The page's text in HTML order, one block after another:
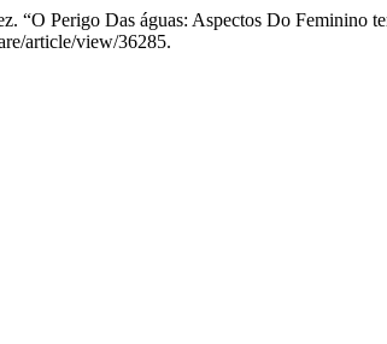
“O Perigo Das águas: Aspectos Do Feminino
article/view/36285.